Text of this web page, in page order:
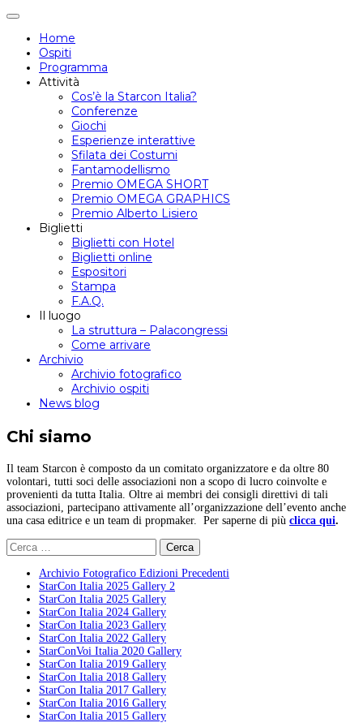
Attiva/disattiva
navigazione
Home
Ospiti
Programma
Attività
Cos’è la Starcon Italia?
Conferenze
Giochi
Esperienze interattive
Sfilata dei Costumi
Fantamodellismo
Premio OMEGA SHORT
Premio OMEGA GRAPHICS
Premio Alberto Lisiero
Biglietti
Biglietti con Hotel
Biglietti online
Espositori
Stampa
F.A.Q.
Il luogo
La struttura – Palacongressi
Come arrivare
Archivio
Archivio fotografico
Archivio ospiti
News blog
Chi siamo
Il team Starcon è composto da un comitato organizzatore e da oltre 80
volontari, tutti soci delle associazioni non a scopo di lucro coinvolte e
provenienti da tutta Italia. Oltre ai membri dei consigli direttivi di tali
associazioni, partecipano attivamente all’organizzazione dell’evento anche
una casa editrice e un team di propmaker. Per saperne di più clicca qui.
Ricerca
per:
Archivio Fotografico Edizioni Precedenti
StarCon Italia 2025 Gallery 2
StarCon Italia 2025 Gallery
StarCon Italia 2024 Gallery
StarCon Italia 2023 Gallery
StarCon Italia 2022 Gallery
StarConVoi Italia 2020 Gallery
StarCon Italia 2019 Gallery
StarCon Italia 2018 Gallery
StarCon Italia 2017 Gallery
StarCon Italia 2016 Gallery
StarCon Italia 2015 Gallery